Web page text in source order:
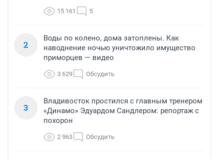
15 161 5
2
Воды по колено, дома затоплены. Как
наводнение ночью уничтожило имущество
приморцев — видео
3 629 Обсудить
3
Владивосток простился с главным тренером
«Динамо» Эдуардом Сандлером: репортаж с
похорон
2 963 Обсудить